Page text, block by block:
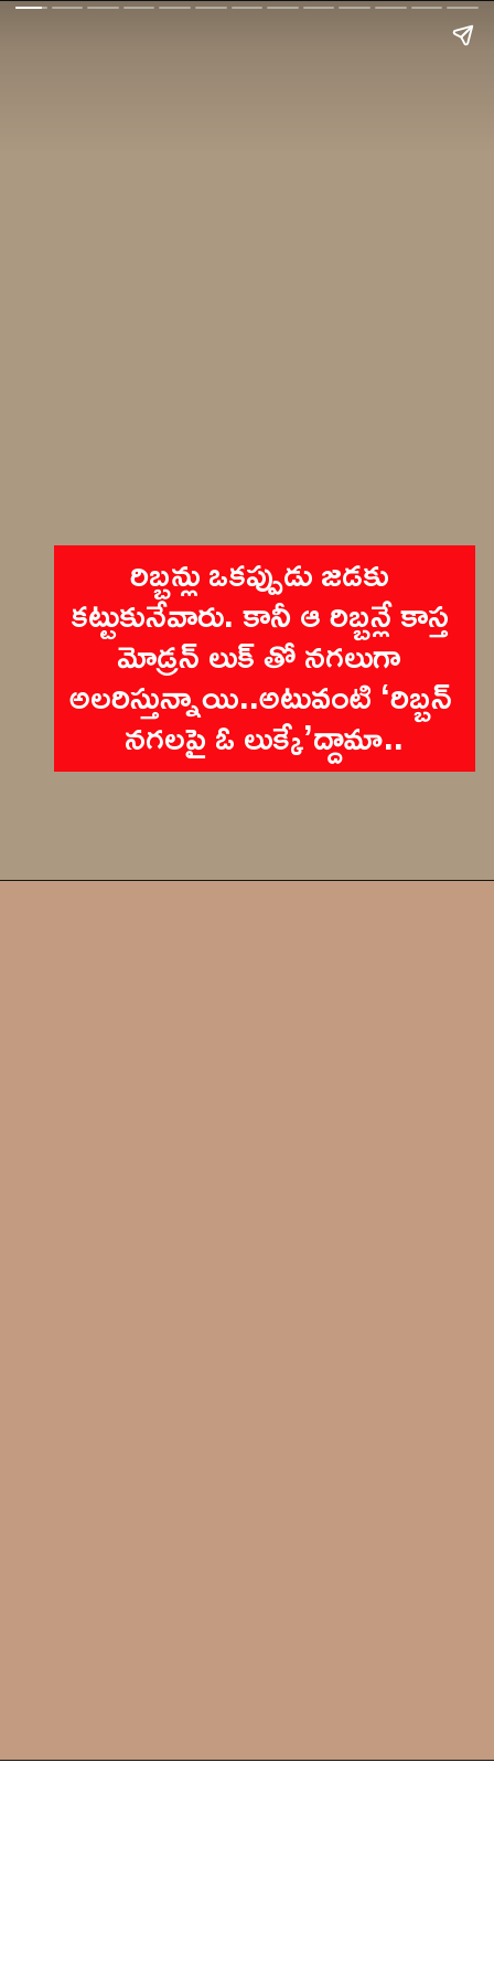
రిబ్బన్లు ఒకప్పుడు జడకు
కట్టుకునేవారు. కానీ ఆ రిబ్బన్లే కాస్త
మోడ్రన్ లుక్ తో నగలుగా
అలరిస్తున్నాయి..అటువంటి ‘రిబ్బన్
నగలపై ఓ లుక్కే’ద్దామా..